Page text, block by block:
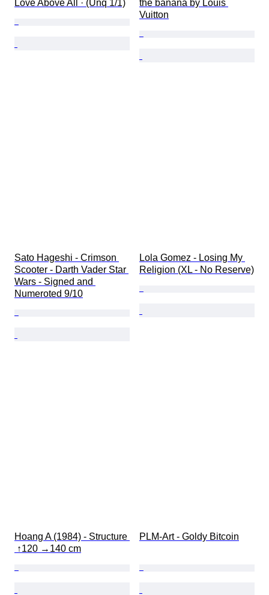
Love Above All · (Unq 1/1)
the banana by Louis
Vuitton
Sato Hageshi - Crimson
Scooter - Darth Vader Star
Wars - Signed and
Numeroted 9/10
Lola Gomez - Losing My
Religion (XL - No Reserve)
Hoang A (1984) - Structure
↑120 →140 cm
PLM-Art - Goldy Bitcoin